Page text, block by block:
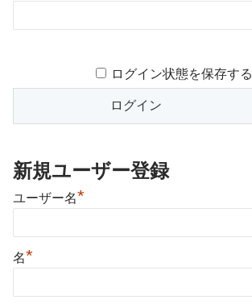
ログイン状態を保存する
新規ユーザー登録
ユーザー名*
名*